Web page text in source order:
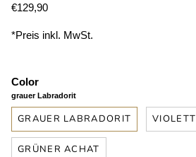
€129,90
*Preis inkl. MwSt.
Color
grauer Labradorit
GRAUER LABRADORIT
GRÜNER ACHAT